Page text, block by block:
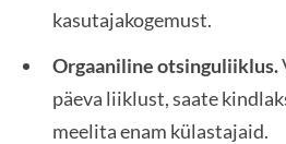
kasutajakogemust.
Orgaaniline otsinguliiklus.
päeva liiklust, saate
meelita enam külastajaid.